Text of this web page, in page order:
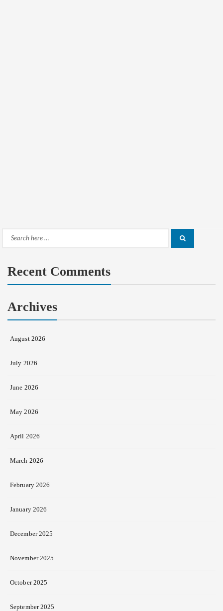
Search
Recent Comments
Archives
August 2026
July 2026
June 2026
May 2026
April 2026
March 2026
February 2026
January 2026
December 2025
November 2025
October 2025
September 2025